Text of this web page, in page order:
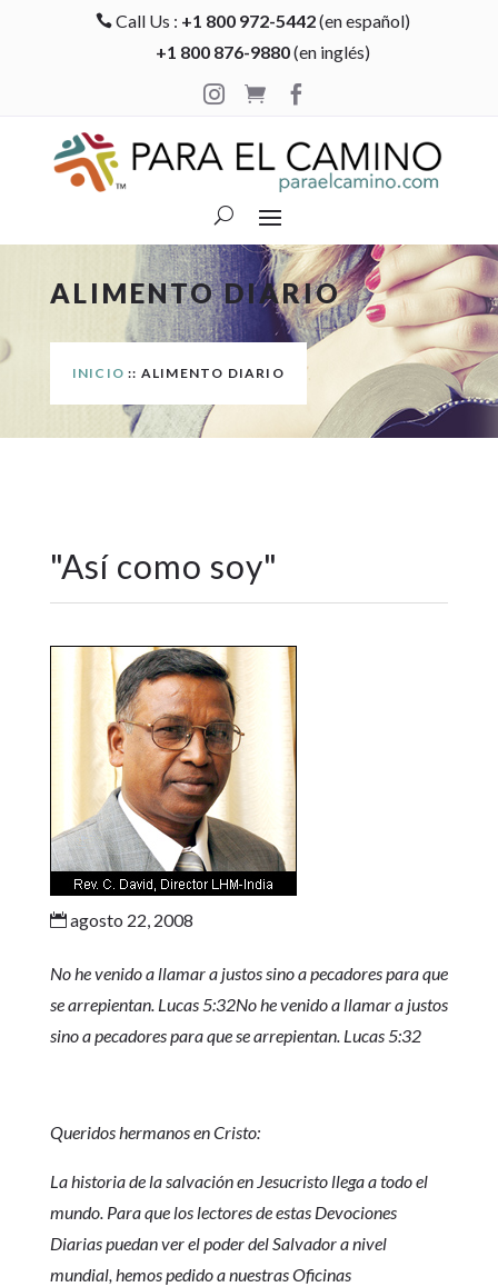
 Call Us : +1 800 972-5442(en español)
+1 800 876-9880(en inglés)

 
ALIMENTO DIARIO
INICIO :: ALIMENTO DIARIO
"Así como soy"
agosto 22, 2008
No he venido a llamar a justos sino a pecadores para que
se arrepientan. Lucas 5:32No he venido a llamar a justos
sino a pecadores para que se arrepientan. Lucas 5:32
Queridos hermanos en Cristo:
La historia de la salvación en Jesucristo llega a todo el
mundo. Para que los lectores de estas Devociones
Diarias puedan ver el poder del Salvador a nivel
mundial, hemos pedido a nuestras Oficinas